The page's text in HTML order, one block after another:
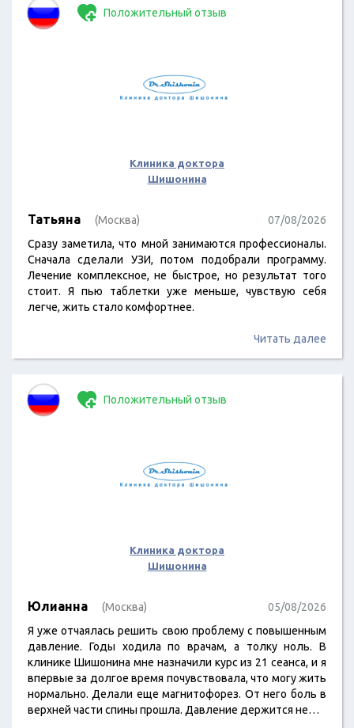
Положительный отзыв
Клиника доктора
Шишонина
Татьяна (Москва)
07/08/2026
Сразу заметила, что мной занимаются профессионалы.
Сначала сделали УЗИ, потом подобрали программу.
Лечение комплексное, не быстрое, но результат того
стоит. Я пью таблетки уже меньше, чувствую себя
легче, жить стало комфортнее.
Читать далее
Положительный отзыв
Клиника доктора
Шишонина
Юлианна (Москва)
05/08/2026
Я уже отчаялась решить свою проблему с повышенным
давление. Годы ходила по врачам, а толку ноль. В
клинике Шишонина мне назначили курс из 21 сеанса, и я
впервые за долгое время почувствовала, что могу жить
нормально. Делали еще магнитофорез. От него боль в
верхней части спины прошла. Давление держится не…